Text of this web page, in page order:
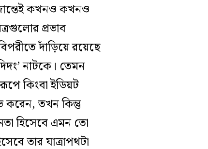
কখনও কখনও
প্রভাব
দাঁড়িয়ে রয়েছে
নাটকে। তেমন
কিংবা ইডিয়ট
করেন, তখন কিন্তু
হিসেবে এমন তো
তার যাত্রাপথটা